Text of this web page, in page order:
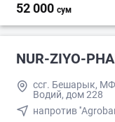
52 000 сум
NUR-ZIYO-
ссг. Бешарык,
Водий, дом 228
напротив